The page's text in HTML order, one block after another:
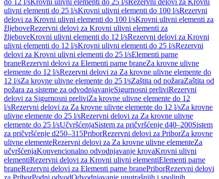
do 12 l/sKrovni ulivni elementi do 25 l/sRezervni delovi za Krovni
ulivni elementi do 25 l/sKrovni ulivni elementi do 100 l/sRezervni
delovi za Krovni ulivni elementi do 100 l/sKrovni ulivni elementi za
žljeboveRezervni delovi za Krovni ulivni elementi za
žljeboveKrovni ulivni elementi do 12 l/sRezervni delovi za Krovni
ulivni elementi do 12 l/sKrovni ulivni elementi do 25 l/sRezervni
delovi za Krovni ulivni elementi do 25 l/sElementi parne
braneRezervni delovi za Elementi parne braneZa krovne ulivne
elemente do 12 l/sRezervni delovi za Za krovne ulivne elemente do
12 l/sZa krovne ulivne elemente do 25 l/sZaštita od požaraZaštita od
požara za sisteme za odvodnjavanjeSigurnosni preliviRezervni
delovi za Sigurnosni preliviZa krovne ulivne elemente do 12
l/sRezervni delovi za Za krovne ulivne elemente do 12 l/sZa krovne
ulivne elemente do 25 l/sRezervni delovi za Za krovne ulivne
elemente do 25 l/sUčvršćenjaSistem za pričvršćenje d40–200Sistem
za pričvršćenje d250–315PriborRezervni delovi za PriborZa krovne
ulivne elementeRezervni delovi za Za krovne ulivne elementeZa
učvršćenjaKonvencionalno odvodnjavanje krovaKrovni ulivni
elementiRezervni delovi za Krovni ulivni elementiElementi parne
braneRezervni delovi za Elementi parne branePriborRezervni delovi
za PriborPodni odvodOdvodnjavanje unutrašnjih i spoljnih